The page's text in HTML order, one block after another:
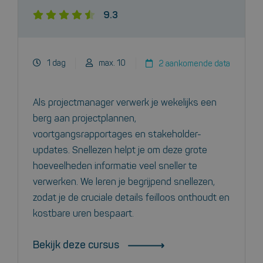
9.3
1 dag max. 10 2 aankomende data
Als projectmanager verwerk je wekelijks een
berg aan projectplannen,
voortgangsrapportages en stakeholder-
updates. Snellezen helpt je om deze grote
hoeveelheden informatie veel sneller te
verwerken. We leren je begrijpend snellezen,
zodat je de cruciale details feilloos onthoudt en
kostbare uren bespaart.
Bekijk deze cursus